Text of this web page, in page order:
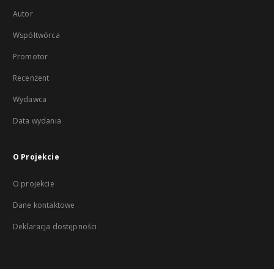
Autor
Współtwórca
Promotor
Recenzent
Wydawca
Data wydania
O Projekcie
O projekcie
Dane kontaktowe
Deklaracja dostępności